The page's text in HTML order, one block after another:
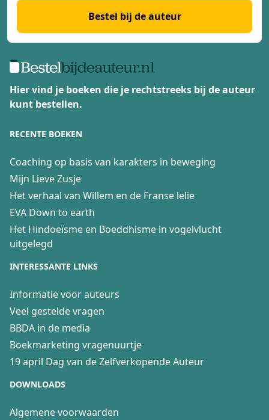
Bestel bij de auteur
Hier vind je boeken die je rechtstreeks bij de auteur
kunt bestellen.
RECENTE BOEKEN
Coaching op basis van karakters in beweging
Mijn Lieve Zusje
Het verhaal van Willem en de Franse lelie
EVA Down to earth
Het Hindoeïsme en Boeddhisme in vogelvlucht
uitgelegd
INTERESSANTE LINKS
Informatie voor auteurs
Veel gestelde vragen
BBDA in de media
Boekmarketing vragenuurtje
19 april Dag van de Zelfverkopende Auteur
DOWNLOADS
Algemene voorwaarden